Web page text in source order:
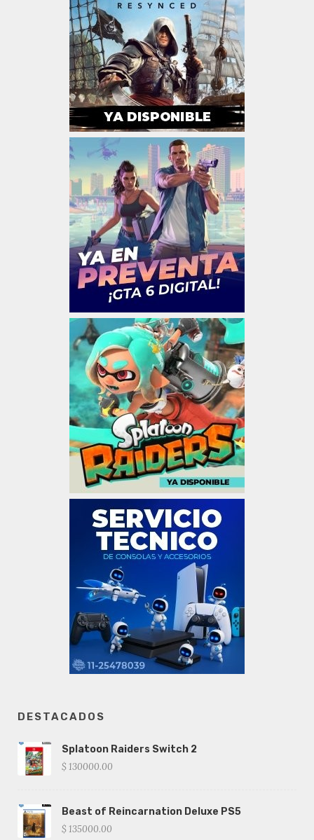
DESTACADOS
Splatoon Raiders Switch 2
$ 130000.00
Beast of Reincarnation Deluxe PS5
$ 135000.00